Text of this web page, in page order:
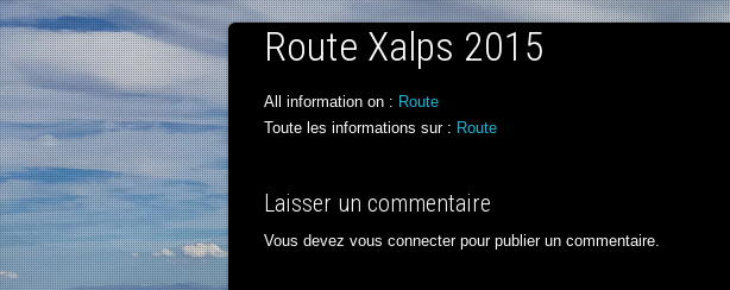
Route Xalps 2015
All information on : Route
Toute les informations sur : Route
Laisser un commentaire
Vous devez vous connecterpour publier un commentaire.